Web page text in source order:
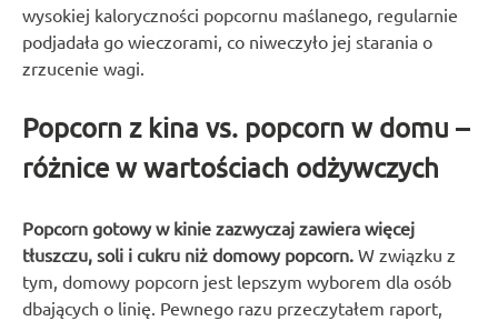
wysokiej kaloryczności popcornu maślanego, regularnie
podjadała go wieczorami, co niweczyło jej starania o
zrzucenie wagi.
Popcorn z kina vs. popcorn w domu –
różnice w wartościach odżywczych
Popcorn gotowy w kinie zazwyczaj zawiera więcej
tłuszczu, soli i cukru niż domowy popcorn. W związku z
tym, domowy popcorn jest lepszym wyborem dla osób
dbających o linię. Pewnego razu przeczytałem raport,